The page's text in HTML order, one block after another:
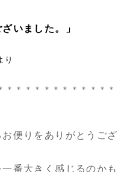
いました。」
り
＊＊＊＊＊＊＊＊＊＊＊＊
便りをありがとうござ
番大きく感じるのかも